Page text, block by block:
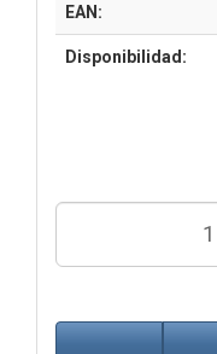
EAN:
Disponibilidad: